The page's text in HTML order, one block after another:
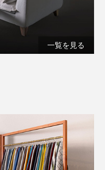
一覧を見る